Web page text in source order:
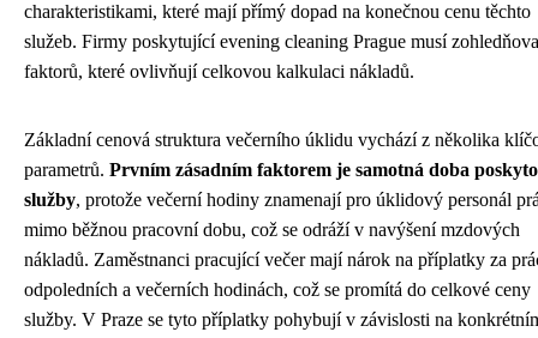
charakteristikami, které mají přímý dopad na konečnou cenu těchto
služeb. Firmy poskytující evening cleaning Prague musí
faktorů, které ovlivňují celkovou kalkulaci nákladů.
Základní cenová struktura večerního úklidu vychází z několika
parametrů. Prvním zásadním faktorem je samotná doba
služby, protože večerní hodiny znamenají pro úklidový personál
mimo běžnou pracovní dobu, což se odráží v navýšení mzdových
nákladů. Zaměstnanci pracující večer mají nárok na příplatky za
odpoledních a večerních hodinách, což se promítá do celkové ceny
služby. V Praze se tyto příplatky pohybují v závislosti na